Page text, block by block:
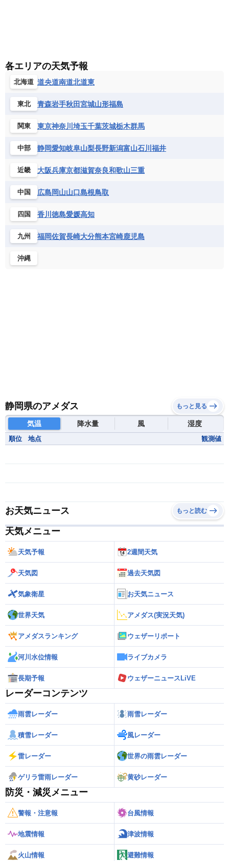
各エリアの天気予報
北海道 道央道南道北道東
東北 青森岩手秋田宮城山形福島
関東 東京神奈川 埼玉千葉茨城栃木群馬
中部 静岡愛知岐阜山梨長野新潟富山石川 福井
近畿 大阪兵庫京都滋賀奈良和歌山三重
中国 広島岡山山口島根鳥取
四国 香川 徳島愛媛高知
九州 福岡佐賀長崎大分熊本宮崎鹿児島
沖縄
静岡県のアメダス もっと見る
気温 降水量 風 湿度
順位 地点 観測値
お天気ニュース もっと読む
天気メニュー
天気予報 2週間天気
天気図 過去天気図
気象衛星 お天気ニュース
世界天気 アメダス(実況天気)
アメダスランキング ウェザーリポート
河川水位情報 ライブカメラ
長期予報 ウェザーニュースLiVE
レーダーコンテンツ
雨雲レーダー 雨雪レーダー
積雪レーダー 風レーダー
雷レーダー 世界の雨雲レーダー
ゲリラ雷雨レーダー 黄砂レーダー
防災・減災メニュー
警報・注意報 台風情報
地震情報 津波情報
火山情報 避難情報